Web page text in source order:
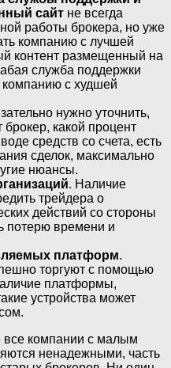
сайт не всегда
работы брокера, но уже
компанию с лучшей
контент размещенный на
служба поддержки
компанию с худшей
нужно уточнить,
брокер, какой процент
средств со счета, есть
сделок, максимально
нюансы.
. Наличие
трейдера о
действий со стороны
потерю времени и
платформ.
торгуют с помощью
платформы,
устройства может
все компании с малым
ненадежными, часть